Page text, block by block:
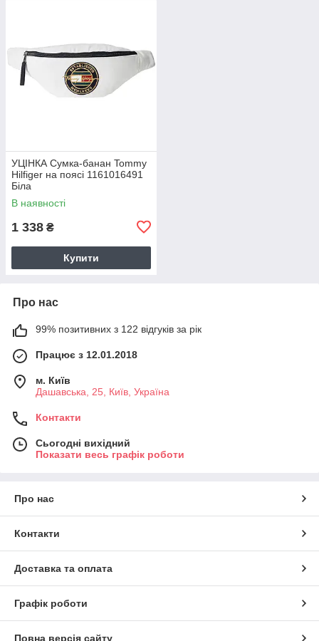
УЦІНКА Сумка-банан Tommy
Hilfiger на поясі 1161016491
Біла
В наявності
1 338 ₴
Купити
Про нас
99% позитивних з 122 відгуків за рік
Працює з 12.01.2018
м. Київ
Дашавська, 25, Київ, Україна
Контакти
Сьогодні вихідний
Показати весь графік роботи
Про нас
Контакти
Доставка та оплата
Графік роботи
Повна версія сайту